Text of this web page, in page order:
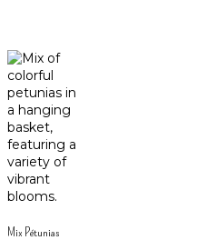
Mix Pétunias